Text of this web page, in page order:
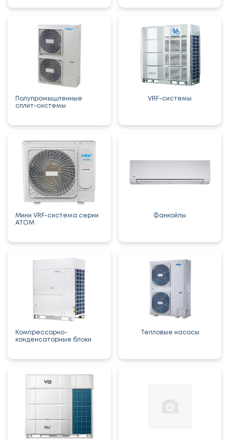
Полупромышленные
сплит-системы
VRF-системы
Мини VRF-система серии
ATOM
Фанкойлы
Компрессорно-
конденсаторные блоки
Тепловые насосы